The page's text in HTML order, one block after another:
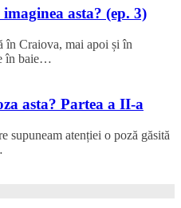
asta? (ep. 3)
în Craiova, mai apoi și în
în baie…
asta? Partea a II-a
supuneam atenției o poză găsită